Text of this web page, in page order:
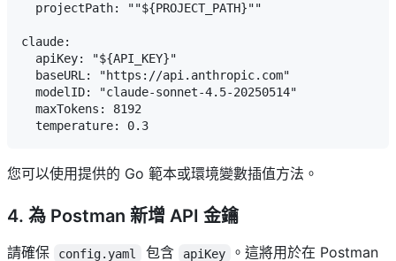
  projectPath: ""${PROJECT_PATH}""
claude:
  apiKey: "${API_KEY}"
  baseURL: "https://api.anthropic.com"
  modelID: "claude-sonnet-4.5-20250514"
  maxTokens: 8192
您可以使用提供的 Go 範本或環境變數插值方法。
4. 為 Postman 新增 API 金鑰
請確保 config.yaml 包含 apiKey
。這將用於在 Postman